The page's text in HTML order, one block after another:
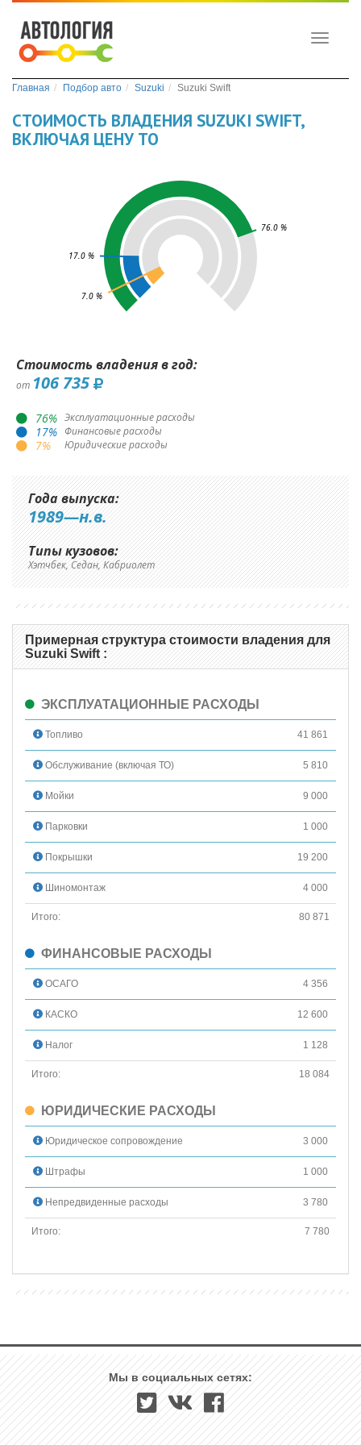
Toggle
Главная Подбор авто Suzuki Suzuki Swift
СТОИМОСТЬ ВЛАДЕНИЯ SUZUKI SWIFT,
ВКЛЮЧАЯ ЦЕНУ ТО
76.0 %
17.0 %
7.0 %
Стоимость владения в год:
от 106 735
76% Эксплуатационные расходы
17% Финансовые расходы
7% Юридические расходы
Года выпуска:
1989—н.в.
Типы кузовов:
Хэтчбек, Седан, Кабриолет
Примерная структура стоимости владения для
Suzuki Swift :
ЭКСПЛУАТАЦИОННЫЕ РАСХОДЫ
Топливо 41 861
Обслуживание (включая ТО) 5 810
Мойки 9 000
Парковки 1 000
Покрышки 19 200
Шиномонтаж 4 000
Итого: 80 871
ФИНАНСОВЫЕ РАСХОДЫ
ОСАГО 4 356
КАСКО 12 600
Налог 1 128
Итого: 18 084
ЮРИДИЧЕСКИЕ РАСХОДЫ
Юридическое сопровождение 3 000
Штрафы 1 000
Непредвиденные расходы 3 780
Итого: 7 780
Мы в социальных сетях: